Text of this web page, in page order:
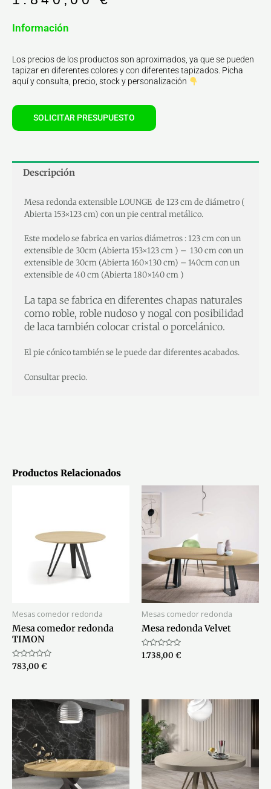
Información
Los precios de los productos son aproximados, ya que se pueden
tapizar en diferentes colores y con diferentes tapizados. Picha
aquí y consulta, precio, stock y personalización
SOLICITAR PRESUPUESTO
Descripción
Mesa redonda extensible LOUNGE de 123 cm de diámetro (
Abierta 153×123 cm) con un pie central metálico.
Este modelo se fabrica en varios diámetros : 123 cm con un
extensible de 30cm (Abierta 153×123 cm ) – 130 cm con un
extensible de 30cm (Abierta 160×130 cm) – 140cm con un
extensible de 40 cm (Abierta 180×140 cm )
La tapa se fabrica en diferentes chapas naturales
como roble, roble nudoso y nogal con posibilidad
de laca también colocar cristal o porcelánico.
El pie cónico también se le puede dar diferentes acabados.
Consultar precio.
Productos Relacionados
Mesas comedor redonda
Mesa comedor redonda
TIMON
Valorado
con
783,00 €
Mesas comedor redonda
Mesa redonda Velvet
Valorado
con
1.738,00 €